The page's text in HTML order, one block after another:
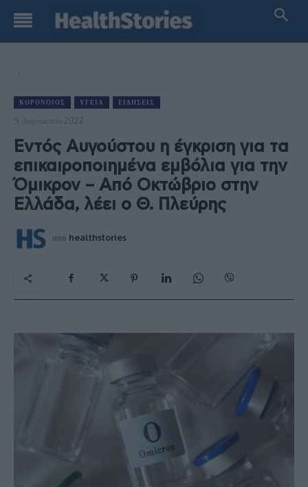
ΚΟΡΟΝΟΙΌΣ ΥΓΕΊΑ ΕΙΔΉΣΕΙΣ
5 Αυγούστου 2022
Εντός Αυγούστου η έγκριση για τα
επικαιροποιημένα εμβόλια για την
Όμικρον – Από Οκτώβριο στην
Ελλάδα, λέει ο Θ. Πλεύρης
από healthstories